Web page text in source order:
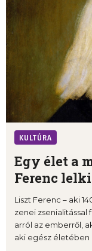
KULTÚRA
Egy élet a
Ferenc
Liszt Ferenc – aki
zenei
arról az emberről,
aki egész életében